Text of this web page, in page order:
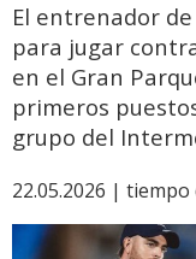
El entrenador
para jugar
en el Gran
primeros
grupo del
22.05.2026 | tiempo